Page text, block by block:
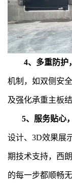
4、多重防护
机制，如双侧安
及强化承重主板
5、服务贴心
设计、3D效果展
期技术支持，西
的每一步都顺畅